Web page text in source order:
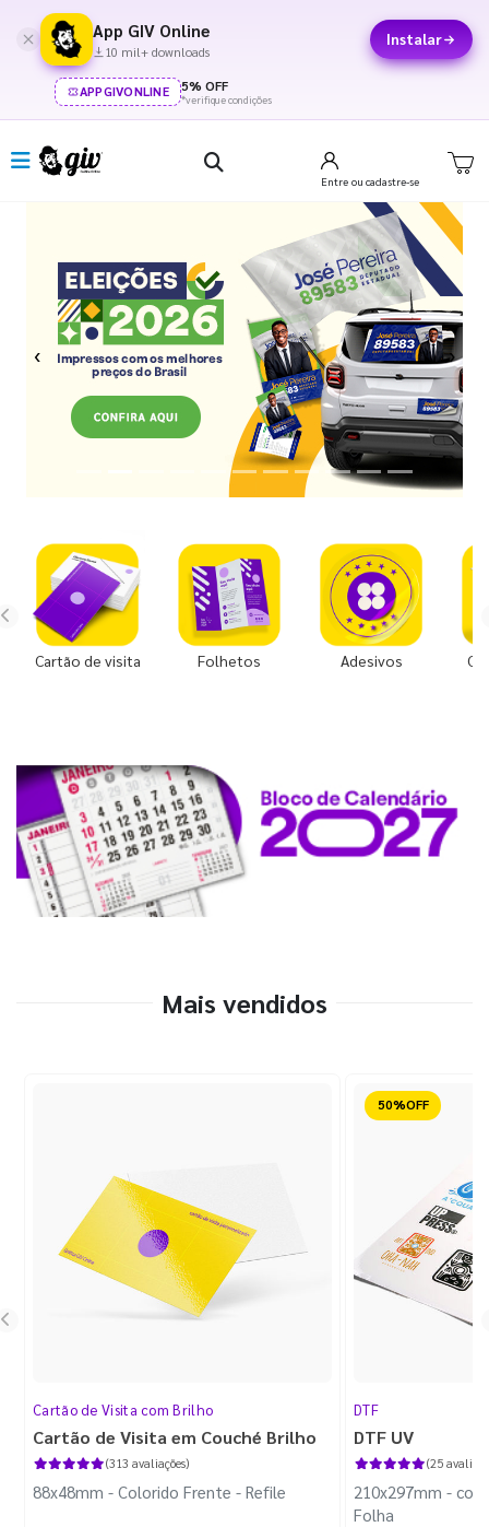
App GIV Online
10 mil+ downloads
Instalar
APPGIVONLINE 5% OFF
*verifique condições
Entre ou cadastre-se
Previous Next
Cartão de visita Folhetos Adesivos
Mais vendidos
Cartão de Visita com Brilho
Cartão de Visita em Couché Brilho
(313 avaliações)
88x48mm - Colorido Frente - Refile
Reduzido
DTF
DTF UV
(25
210x297mm -
Folha